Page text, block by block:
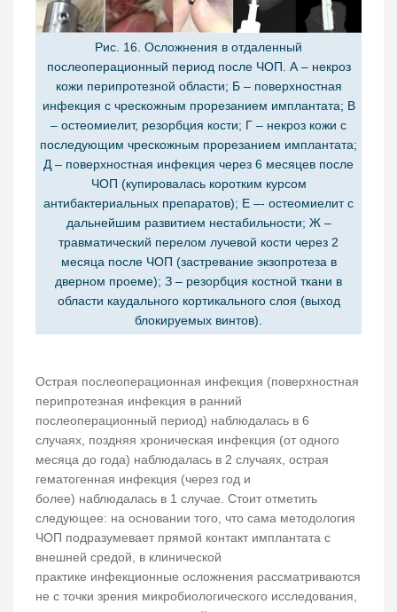
Рис. 16. Осложнения в отдаленный
послеоперационный период после ЧОП. А – некроз
кожи перипротезной области; Б – поверхностная
инфекция с чрескожным прорезанием имплантата; В
– остеомиелит, резорбция кости; Г – некроз кожи с
последующим чрескожным прорезанием имплантата;
Д – поверхностная инфекция через 6 месяцев после
ЧОП (купировалась коротким курсом
антибактериальных препаратов); Е –- остеомиелит с
дальнейшим развитием нестабильности; Ж –
травматический перелом лучевой кости через 2
месяца после ЧОП (застревание экзопротеза в
дверном проеме); З – резорбция костной ткани в
области каудального кортикального слоя (выход
блокируемых винтов).
Острая послеоперационная инфекция (поверхностная
перипротезная инфекция в ранний
послеоперационный период) наблюдалась в 6
случаях, поздняя хроническая инфекция (от одного
месяца до года) наблюдалась в 2 случаях, острая
гематогенная инфекция (через год и
более) наблюдалась в 1 случае. Стоит отметить
следующее: на основании того, что сама методология
ЧОП подразумевает прямой контакт имплантата с
внешней средой, в клинической
практике инфекционные осложнения рассматриваются
не с точки зрения микробиологического исследования,